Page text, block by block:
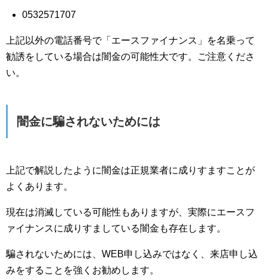
0532571707
上記以外の電話番号で「エースファイナンス」を名乗って
勧誘をしている場合は闇金の可能性大です。ご注意くださ
い。
闇金に騙されないためには
上記で解説したように闇金は正規業者に成りすますことが
よくあります。
現在は消滅している可能性もありますが、実際にエースフ
ァイナンスに成りすましている闇金も存在します。
騙されないためには、WEB申し込みではなく、来店申し込
みをすることを強くお勧めします。